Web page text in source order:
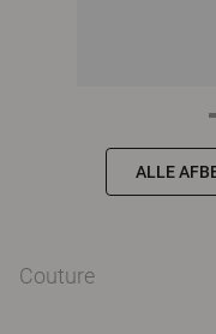
ALLE
Couture